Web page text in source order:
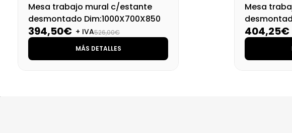
Mesa trabajo mural c/estante
desmontado Dim:1000X700X850
394,50€ + IVA526,00€
MÁS DETALLES
Mesa
Mm
404,25€